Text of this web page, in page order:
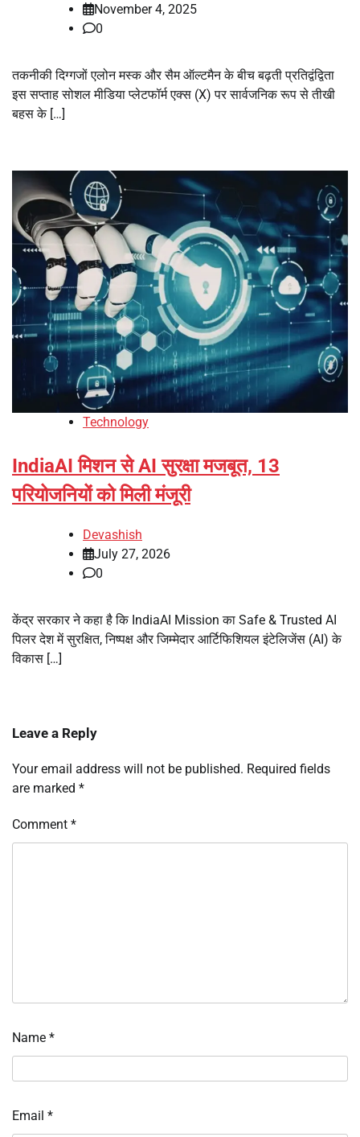
November 4, 2025
0
तकनीकी दिग्गजों एलोन मस्क और सैम ऑल्टमैन के बीच बढ़ती प्रतिद्वंद्विता
इस सप्ताह सोशल मीडिया प्लेटफॉर्म एक्स (X) पर सार्वजनिक रूप से तीखी
बहस के […]
Technology
IndiaAI मिशन से AI सुरक्षा मजबूत, 13
परियोजनियों को मिली मंजूरी
Devashish
July 27, 2026
0
केंद्र सरकार ने कहा है कि IndiaAI Mission का Safe & Trusted AI
पिलर देश में सुरक्षित, निष्पक्ष और जिम्मेदार आर्टिफिशियल इंटेलिजेंस (AI) के
विकास […]
Leave a Reply
Your email address will not be published. Required fields
are marked *
Comment *
Name *
Email *